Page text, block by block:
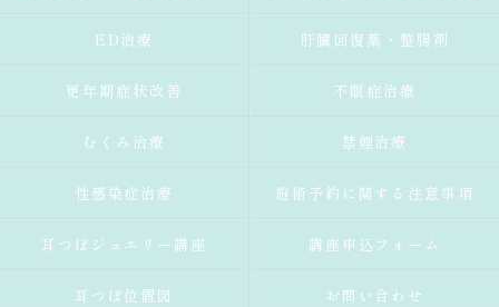
ED治療 肝臓回復薬・整腸剤
更年期症状改善 不眠症治療
むくみ治療 禁煙治療
性感染症治療 施術予約に関する注意事項
耳つぼジュエリー講座 講座申込フォーム
耳つぼ位置図 お問い合わせ